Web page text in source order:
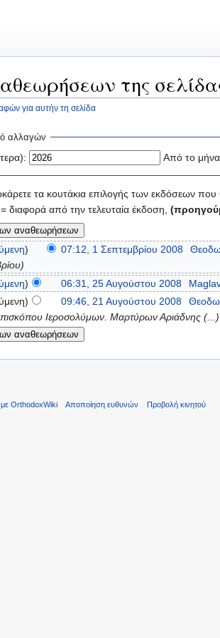
της
για αυτήν τη σελίδα
αλλαγών
Από το μήνα
τα κουτάκια επιλογής των εκδόσεων που
= διαφορά από την τελευταία έκδοση,
) 07:12, 1 Σεπτεμβρίου 2008
) 06:31, 25 Αυγούστου 2008
09:46, 21 Αυγούστου 2008
Ιεροσολύμων. Μαρτύρων Αριάδνης (...)
με OrthodoxWiki Αποποίηση ευθυνών Προβολή κινητού